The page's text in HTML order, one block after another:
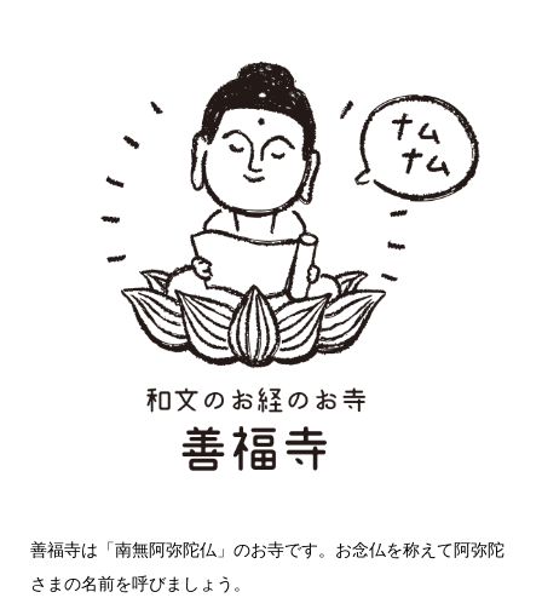
善福寺は「南無阿弥陀仏」のお寺です。お念仏を称えて阿弥陀
さまの名前を呼びましょう。